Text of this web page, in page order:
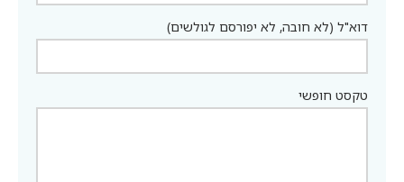
דוא"ל (לא חובה, לא יפורסם לגולשים)
טקסט חופשי